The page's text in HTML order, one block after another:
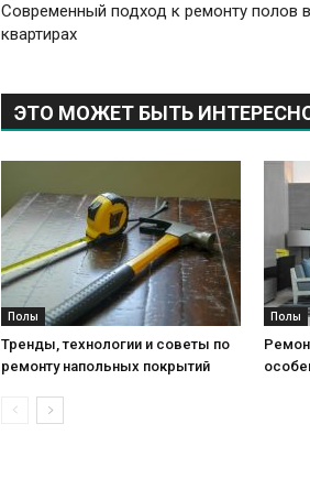
Современный подход к ремонту полов в
квартирах
ЭТО МОЖЕТ БЫТЬ
Полы
Тренды, технологии и советы по
ремонту напольных покрытий
Полы